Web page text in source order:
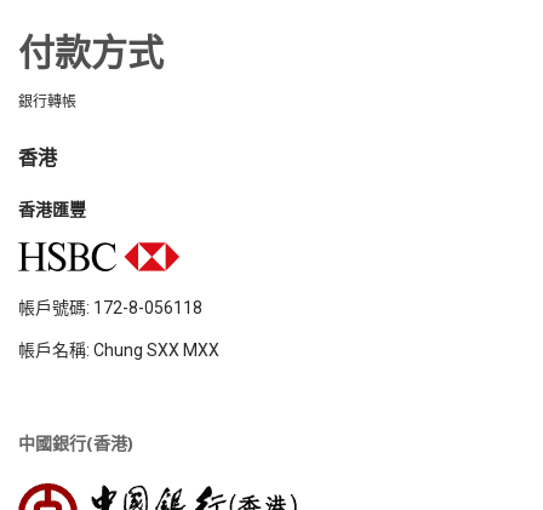
付款方式
銀行轉帳
香港
香港匯豐
帳戶號碼: 172-8-056118
帳戶名稱: Chung SXX MXX
中國銀行(香港)